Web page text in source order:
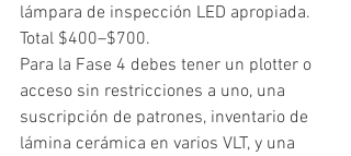
lámpara de inspección LED apropiada.
Total $400–$700.
Para la Fase 4 debes tener un plotter o
acceso sin restricciones a uno, una
suscripción de patrones, inventario de
lámina cerámica en varios VLT, y una